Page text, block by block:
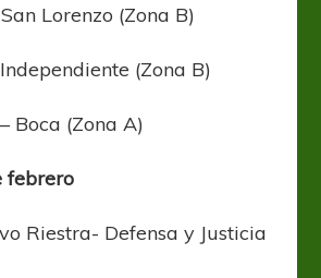
Lorenzo (Zona B)
(Zona B)
Boca (Zona A)
febrero
Riestra- Defensa y Justicia